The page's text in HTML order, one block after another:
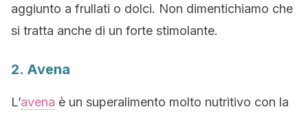
aggiunto a frullati o dolci. Non dimentichiamo che
si tratta anche di un forte stimolante.
2. Avena
L’avena è un superalimento molto nutritivo con la